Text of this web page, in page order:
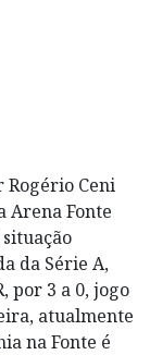
Rogério Ceni
Arena Fonte
da Série A,
por 3 a 0, jogo
atualmente
na Fonte é